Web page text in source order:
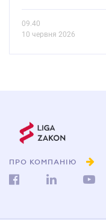
09.40
10 червня 2026
ПРО КОМПАНІЮ